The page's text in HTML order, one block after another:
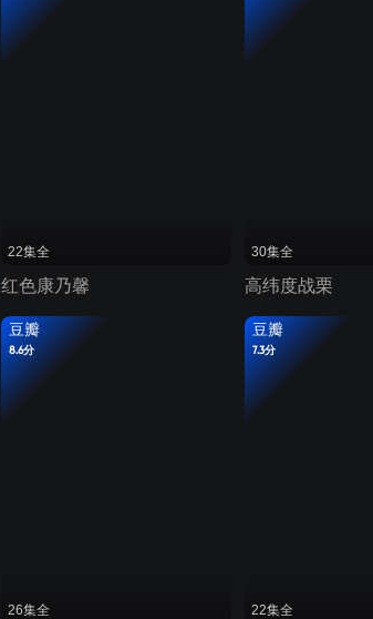
22集全
红色康乃馨
30集全
高纬度战栗
豆瓣
8.6分
26集全
豆瓣
7.3分
22集全